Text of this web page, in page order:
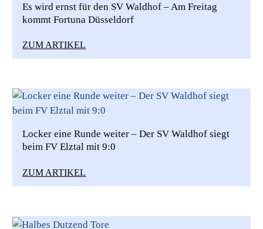
Es wird ernst für den SV Waldhof – Am Freitag
kommt Fortuna Düsseldorf
ZUM ARTIKEL
Locker eine Runde weiter – Der SV Waldhof siegt
beim FV Elztal mit 9:0
ZUM ARTIKEL